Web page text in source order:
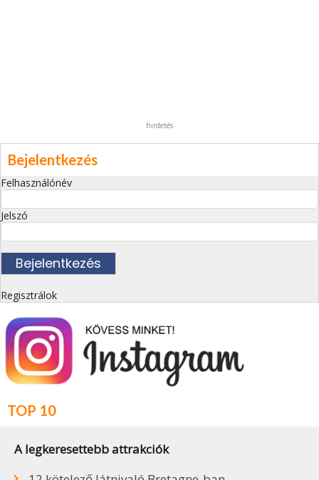
hirdetés
Bejelentkezés
Felhasználónév
Jelszó
Regisztrálok
TOP 10
A legkeresettebb attrakciók